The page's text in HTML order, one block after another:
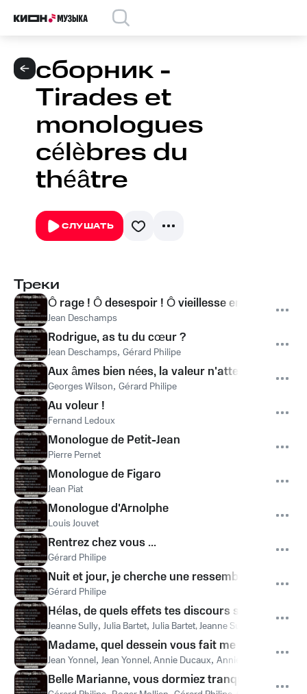
сборник -
Tirades et
monologues
célèbres du
théâtre
СЛУШАТЬ
Треки
Ô rage ! Ô desespoir ! Ô vieillesse enemie !
Jean Deschamps
Rodrigue, as tu du cœur ?
Jean Deschamps, Gérard Philipe
Aux âmes bien nées, la valeur n'attends pas le
Georges Wilson, Gérard Philipe
Au voleur !
Fernand Ledoux
Monologue de Petit-Jean
Pierre Pernet
Monologue de Figaro
Jean Piat
Monologue d'Arnolphe
Louis Jouvet
Rentrez chez vous ...
Gérard Philipe
Nuit et jour, je cherche une ressemblance...
Gérard Philipe
Hélas, de quels effets tes discours sont suivis ?
Jeanne Sully, Julia Bartet, Julia Bartet, Jeanne Sully
Madame, quel dessein vous fait me demander ?
Jean Yonnel, Jean Yonnel, Annie Ducaux, Annie Ducaux
Belle Marianne, vous dormiez tranquille..